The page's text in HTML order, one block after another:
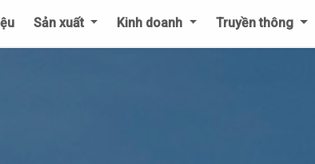
Sản xuất Kinh doanh Truyền thông